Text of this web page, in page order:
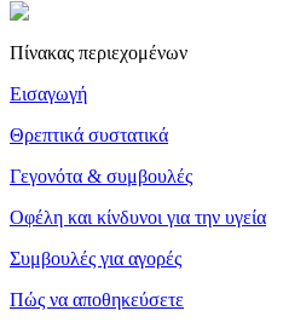
Πίνακας περιεχομένων
Εισαγωγή
Θρεπτικά συστατικά
Γεγονότα & συμβουλές
Οφέλη και κίνδυνοι για την υγεία
Συμβουλές για αγορές
Πώς να αποθηκεύσετε